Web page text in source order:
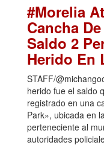
#Morelia
Cancha
Saldo 2
Herido En
STAFF/
herido fue el saldo
registrado en una
Park», ubicada en
perteneciente al
autoridades